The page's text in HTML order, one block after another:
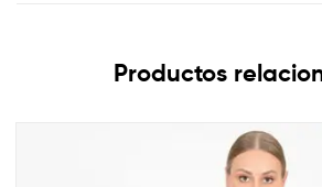
Productos